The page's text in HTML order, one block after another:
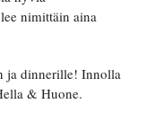
nimittäin aina
ja dinnerille! Innolla
& Huone.